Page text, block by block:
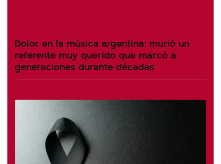
Dolor en la música argentina: murió un
referente muy querido que marcó a
generaciones durante décadas